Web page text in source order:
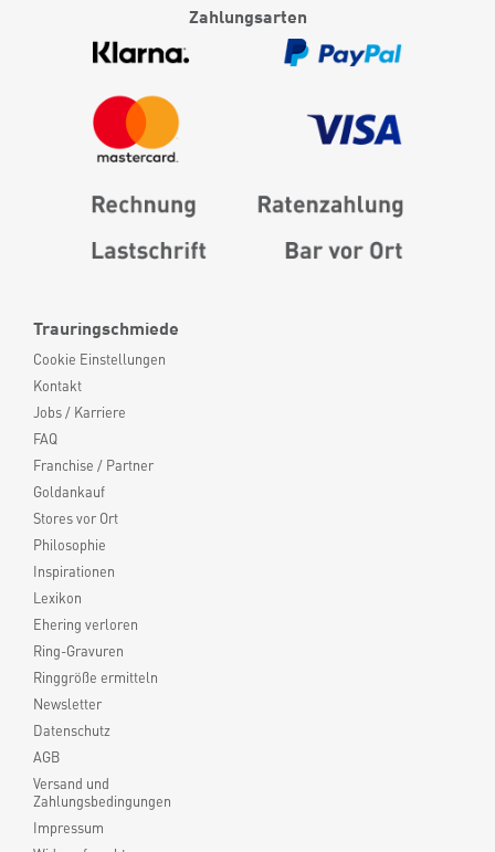
Trauringschmiede
Cookie Einstellungen
Kontakt
Jobs / Karriere
FAQ
Franchise / Partner
Goldankauf
Stores vor Ort
Philosophie
Inspirationen
Lexikon
Ehering verloren
Ring-Gravuren
Ringgröße ermitteln
Newsletter
Datenschutz
AGB
Versand und
Zahlungsbedingungen
Impressum
Zahlungsarten